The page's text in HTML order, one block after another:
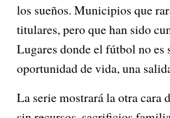
los sueños. Municipios que
titulares, pero que han sido
Lugares donde el fútbol no es
oportunidad de vida, una
La serie mostrará la otra cara